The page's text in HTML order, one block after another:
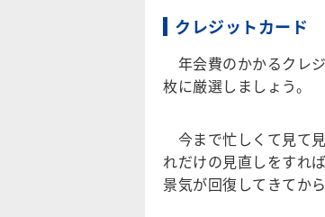
クレジットカード
年会費のかかるクレ
枚に厳選しましょう。
今まで忙しくて見て
れだけの見直しをすれ
景気が回復してきてか